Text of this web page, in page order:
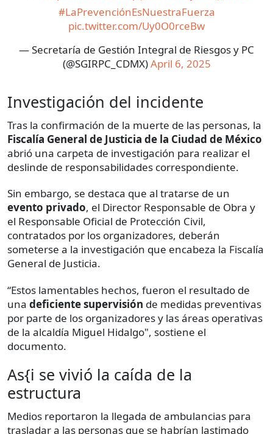
#LaPrevenciónEsNuestraFuerza
pic.twitter.com/Uy0O0rceBw
— Secretaría de Gestión Integral de Riesgos y PC
(@SGIRPC_CDMX)April 6, 2025
Investigación del incidente
Tras la confirmación de la muerte de las personas, la
Fiscalía General de Justicia de la Ciudad de México
abrió una carpeta de investigación para realizar el
deslinde de responsabilidades correspondiente.
Sin embargo, se destaca que al tratarse de un
evento privado, el Director Responsable de Obra y
el Responsable Oficial de Protección Civil,
contratados por los organizadores, deberán
someterse a la investigación que encabeza la Fiscalía
General de Justicia.
“Estos lamentables hechos, fueron el resultado de
una deficiente supervisión de medidas preventivas
por parte de los organizadores y las áreas operativas
de la alcaldía Miguel Hidalgo", sostiene el
documento.
As{i se vivió la caída de la
estructura
Medios reportaron la llegada de ambulancias para
trasladar a las personas que se habrían lastimado